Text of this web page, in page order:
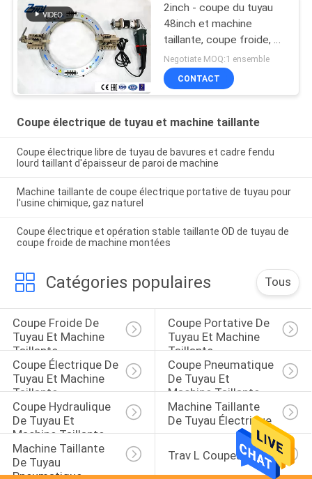
2inch - coupe du tuyau
48inch et machine
taillante, coupe froide, 2
à la coupe du tuyau
48inches, 2 à tailler du
tuyau 48inches
Negotiate MOQ:1 ensemble
CONTACT
Coupe électrique de tuyau et machine taillante
Coupe électrique libre de tuyau de bavures et cadre fendu
lourd taillant d'épaisseur de paroi de machine
Machine taillante de coupe électrique portative de tuyau pour
l'usine chimique, gaz naturel
Coupe électrique et opération stable taillante OD de tuyau de
coupe froide de machine montées
Catégories populaires Tous
Coupe Froide De
Tuyau Et Machine
Taillante
Coupe Portative De
Tuyau Et Machine
Taillante
Coupe Électrique De
Tuyau Et Machine
Taillante
Coupe Pneumatique
De Tuyau Et
Machine Taillante
Coupe Hydraulique
De Tuyau Et
Machine Taillante
Machine Taillante
De Tuyau Électrique
Machine Taillante
De Tuyau
Pneumatique
Trav L Coupeur